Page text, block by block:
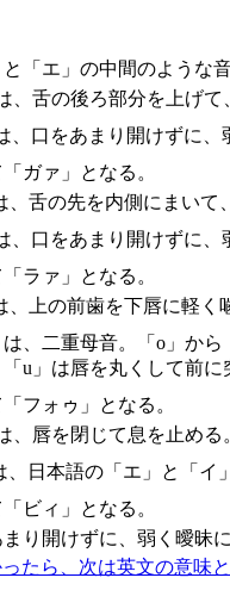
と「エ」の中間のような
は、舌の後ろ部分を上げ
、口をあまり開けずに
ガァ」となる。
、舌の先を内側にまい
、口をあまり開けずに
ラァ」となる。
、上の前歯を下唇に軽
は、二重母音。「o」か
u」は唇を丸くして前に
フォゥ」となる。
は、唇を閉じて息を止め
、日本語の「エ」と「
ビィ」となる。
り開けずに、弱く曖昧
たら、次は英文の意味